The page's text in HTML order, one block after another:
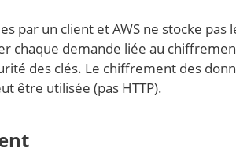
par un client et AWS ne stocke
chaque demande liée au
des clés. Le chiffrement des
être utilisée (pas HTTP).